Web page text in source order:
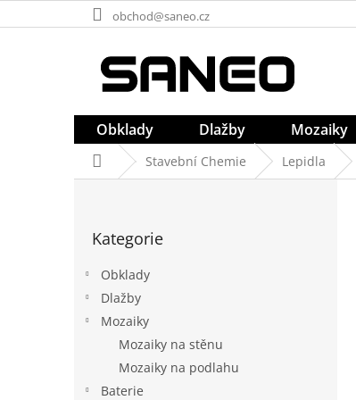
na
obchod@saneo.cz
Obklady Dlažby Mozaiky
Domů Stavební Chemie Lepidla
kategorie
Kategorie
Obklady
Dlažby
Mozaiky
Mozaiky na stěnu
Mozaiky na podlahu
Baterie